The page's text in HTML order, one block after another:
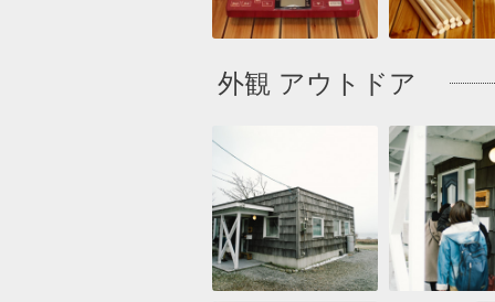
外観 アウトドア